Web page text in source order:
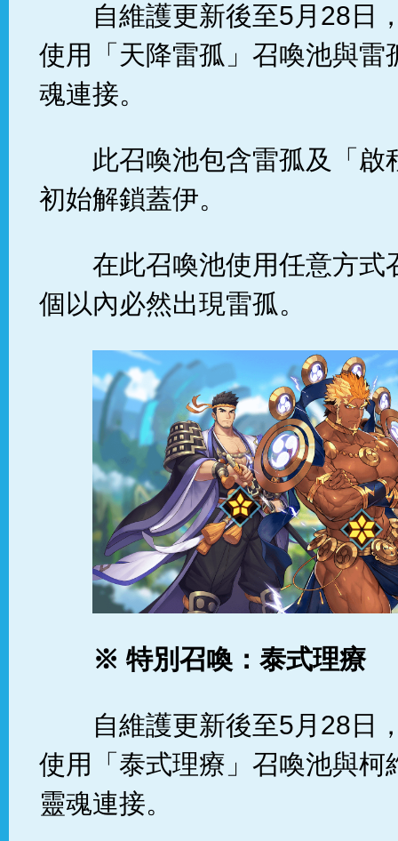
自維護更新後至5月28日
使用「天降雷孤」召喚池與雷
魂連接。
此召喚池包含雷孤及「啟
初始解鎖蓋伊。
在此召喚池使用任意方式
個以內必然出現雷孤。
※ 特別召喚：泰式理療
自維護更新後至5月28日
使用「泰式理療」召喚池與柯
靈魂連接。